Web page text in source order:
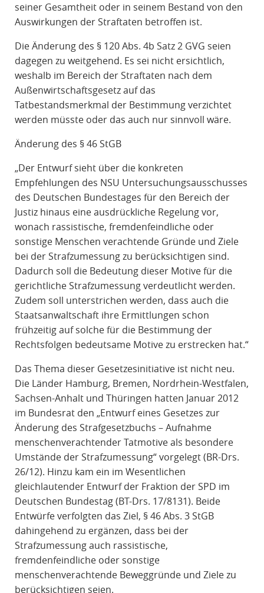
seiner Gesamtheit oder in seinem Bestand von den
Auswirkungen der Straftaten betroffen ist.
Die Änderung des § 120 Abs. 4b Satz 2 GVG seien
dagegen zu weitgehend. Es sei nicht ersichtlich,
weshalb im Bereich der Straftaten nach dem
Außenwirtschaftsgesetz auf das
Tatbestandsmerkmal der Bestimmung verzichtet
werden müsste oder das auch nur sinnvoll wäre.
Änderung des § 46 StGB
„Der Entwurf sieht über die konkreten
Empfehlungen des NSU Untersuchungsausschusses
des Deutschen Bundestages für den Bereich der
Justiz hinaus eine ausdrückliche Regelung vor,
wonach rassistische, fremdenfeindliche oder
sonstige Menschen verachtende Gründe und Ziele
bei der Strafzumessung zu berücksichtigen sind.
Dadurch soll die Bedeutung dieser Motive für die
gerichtliche Strafzumessung verdeutlicht werden.
Zudem soll unterstrichen werden, dass auch die
Staatsanwaltschaft ihre Ermittlungen schon
frühzeitig auf solche für die Bestimmung der
Rechtsfolgen bedeutsame Motive zu erstrecken hat.“
Das Thema dieser Gesetzesinitiative ist nicht neu.
Die Länder Hamburg, Bremen, Nordrhein-Westfalen,
Sachsen-Anhalt und Thüringen hatten Januar 2012
im Bundesrat den „Entwurf eines Gesetzes zur
Änderung des Strafgesetzbuchs – Aufnahme
menschenverachtender Tatmotive als besondere
Umstände der Strafzumessung“ vorgelegt (BR-Drs.
26/12). Hinzu kam ein im Wesentlichen
gleichlautender Entwurf der Fraktion der SPD im
Deutschen Bundestag (BT-Drs. 17/8131). Beide
Entwürfe verfolgten das Ziel, § 46 Abs. 3 StGB
dahingehend zu ergänzen, dass bei der
Strafzumessung auch rassistische,
fremdenfeindliche oder sonstige
menschenverachtende Beweggründe und Ziele zu
berücksichtigen seien.